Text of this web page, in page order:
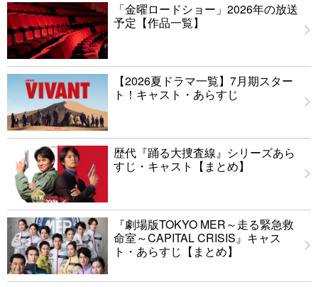
「金曜ロードショー」2026年の放送
予定【作品一覧】
【2026夏ドラマ一覧】7月期スター
ト！キャスト・あらすじ
歴代『踊る大捜査線』シリーズあら
すじ・キャスト【まとめ】
『劇場版TOKYO MER～走る緊急救
命室～CAPITAL CRISIS』キャス
ト・あらすじ【まとめ】